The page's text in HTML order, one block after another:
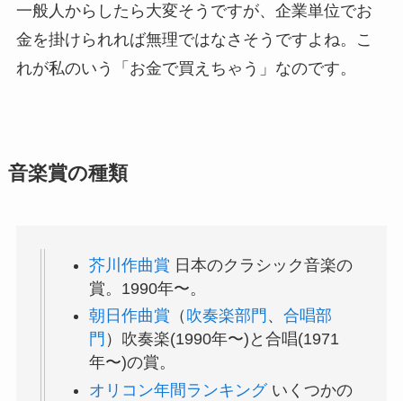
一般人からしたら大変そうですが、企業単位でお
金を掛けられれば無理ではなさそうですよね。こ
れが私のいう「お金で買えちゃう」なのです。
音楽賞の種類
芥川作曲賞 日本のクラシック音楽の
賞。1990年〜。
朝日作曲賞 （ 吹奏楽部門 、 合唱部
門 ）吹奏楽(1990年〜)と合唱(1971
年〜)の賞。
オリコン年間ランキングいくつかの